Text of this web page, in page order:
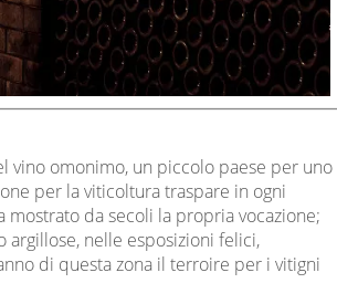
vino omonimo, un piccolo paese per uno
per la viticoltura traspare in ogni
da secoli la propria vocazione;
argillose, nelle esposizioni felici,
di questa zona il terroire per i vitigni